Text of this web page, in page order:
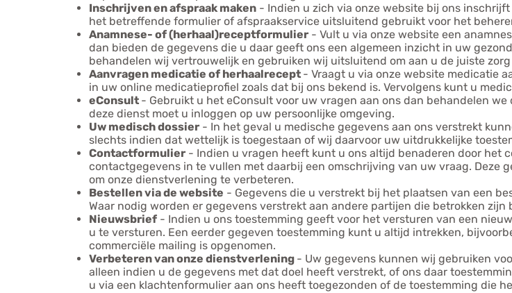
Inschrijven en afspraak maken - Indien u zich via onze website bij ons
het betreffende formulier of afspraakservice uitsluitend gebruikt voor het
Anamnese- of (herhaal)receptformulier - Vult u via onze website een
dan bieden de gegevens die u daar geeft ons een algemeen inzicht in uw
behandelen wij vertrouwelijk en gebruiken wij uitsluitend om aan u de juiste
Aanvragen medicatie of herhaalrecept - Vraagt u via onze website medicatie
in uw online medicatieprofiel zoals dat bij ons bekend is. Vervolgens kunt u
eConsult - Gebruikt u het eConsult voor uw vragen aan ons dan behandelen
deze dienst moet u inloggen op uw persoonlijke omgeving.
Uw medisch dossier - In het geval u medische gegevens aan ons verstrekt
slechts indien dat wettelijk is toegestaan of wij daarvoor uw uitdrukkelijke
Contactformulier - Indien u vragen heeft kunt u ons altijd benaderen door het
contactgegevens in te vullen met daarbij een omschrijving van uw vraag.
om onze dienstverlening te verbeteren.
Bestellen via de website - Gegevens die u verstrekt bij het plaatsen van een
Waar nodig worden er gegevens verstrekt aan andere partijen die betrokken
Nieuwsbrief - Indien u ons toestemming geeft voor het versturen van een
u te versturen. Een eerder gegeven toestemming kunt u altijd intrekken,
commerciële mailing is opgenomen.
Verbeteren van onze dienstverlening - Uw gegevens kunnen wij gebruiken
alleen indien u de gegevens met dat doel heeft verstrekt, of ons daar
u via een klachtenformulier aan ons heeft toegezonden of de toestemming die